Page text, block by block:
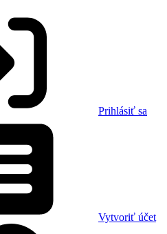
Prihlásiť sa
Vytvoriť účet